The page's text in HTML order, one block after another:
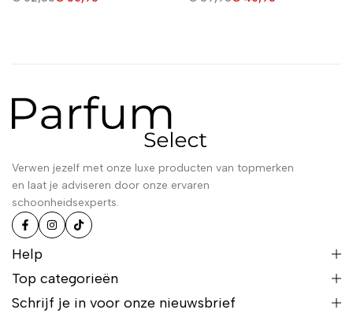
Verwen jezelf met onze luxe producten van topmerken
en laat je adviseren door onze ervaren
schoonheidsexperts.
Help
Top categorieën
Schrijf je in voor onze nieuwsbrief